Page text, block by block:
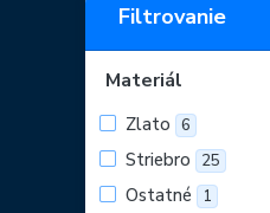
Filtrovanie
Materiál
Zlato 6
Striebro 25
Ostatné 1